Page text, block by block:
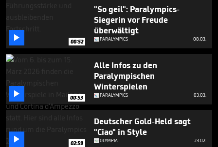
 00:52
"So geil": Paralympics-
Siegerin vor Freude
überwältigt
PARALYMPICS 08.03.
 00:53
Alle Infos zu den
Paralympischen
Winterspielen
PARALYMPICS 03.03.
 02:59
Deutscher Gold-Held sagt
"Ciao" in Style
OLYMPIA 23.02.